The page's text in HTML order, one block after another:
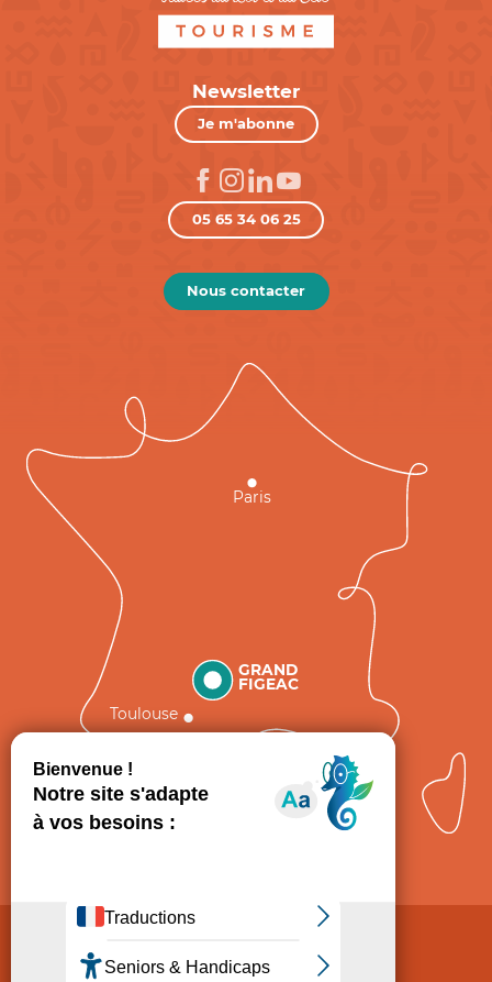
Newsletter
Je m'abonne
05 65 34 06 25
Nous contacter
GRAND
FIGEAC
Toulouse
Paris
Politique de Protection des données